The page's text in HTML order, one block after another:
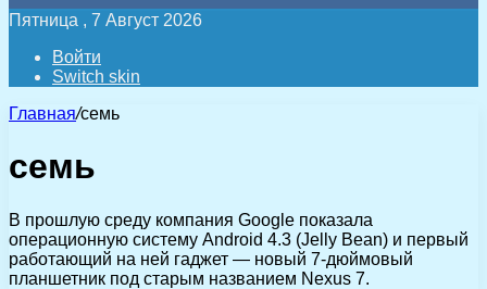
Пятница , 7 Август 2026
Войти
Switch skin
Главная/семь
семь
В прошлую среду компания Google показала
операционную систему Android 4.3 (Jelly Bean) и первый
работающий на ней гаджет — новый 7-дюймовый
планшетник под старым названием Nexus 7.